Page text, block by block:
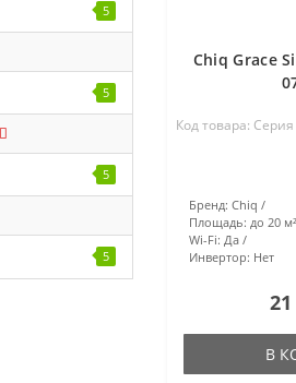
5
5
5
5
Chiq Grace
Код товара:
Бренд: Chiq
Площадь: до 20 м²
Wi-Fi: Да
Инвертор: Нет
В